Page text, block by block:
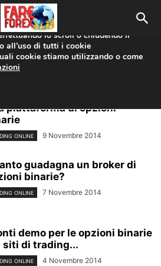
piattaforma di opzioni
ONLINE 9 Novembre 2014
guadagna un broker di
binarie?
ONLINE 7 Novembre 2014
demo per le opzioni binarie
siti di trading...
ONLINE 4 Novembre 2014
la migliore esperienza sul nostro
lo scroll o chiudendo il
all’uso di tutti i cookie
cookie stiamo utilizzando o come